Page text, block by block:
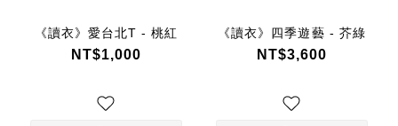
《讀衣》愛台北T - 桃紅
NT$1,000
《讀衣》四季遊藝 - 芥綠
NT$3,600